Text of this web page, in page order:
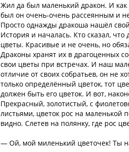
Жил да был маленький дракон. И
был он очень-очень рассеянным и
Просто однажды дракоша нашёл
История и началась. Кто сказал,
цветы. Красивые и не очень, но
Драконы хранят их в драгоценных
свои цветы при встречах. И наш
отличие от своих собратьев, он не
только определённый цветок, тот
должен быть его цветок. И вот,
Прекрасный, золотистый, с
листьями, цветок рос на маленькой
видно. Слетев на полянку, где рос
— Ой, мой миленький цветочек! Ты